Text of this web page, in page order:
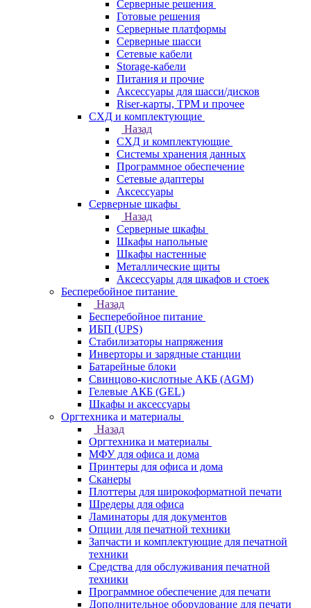
Серверные решения
Готовые решения
Серверные платформы
Серверные шасси
Сетевые кабели
Storage-кабели
Питания и прочие
Аксессуары для шасси/дисков
Riser-карты, TPM и прочее
СХД и комплектующие
Назад
СХД и комплектующие
Системы хранения данных
Программное обеспечение
Сетевые адаптеры
Аксессуары
Серверные шкафы
Назад
Серверные шкафы
Шкафы напольные
Шкафы настенные
Металлические щиты
Аксессуары для шкафов и стоек
Бесперебойное питание
Назад
Бесперебойное питание
ИБП (UPS)
Стабилизаторы напряжения
Инверторы и зарядные станции
Батарейные блоки
Свинцово-кислотные АКБ (AGM)
Гелевые АКБ (GEL)
Шкафы и аксессуары
Оргтехника и материалы
Назад
Оргтехника и материалы
МФУ для офиса и дома
Принтеры для офиса и дома
Сканеры
Плоттеры для широкоформатной печати
Шредеры для офиса
Ламинаторы для документов
Опции для печатной техники
Запчасти и комплектующие для печатной
техники
Средства для обслуживания печатной
техники
Программное обеспечение для печати
Дополнительное оборудование для печати